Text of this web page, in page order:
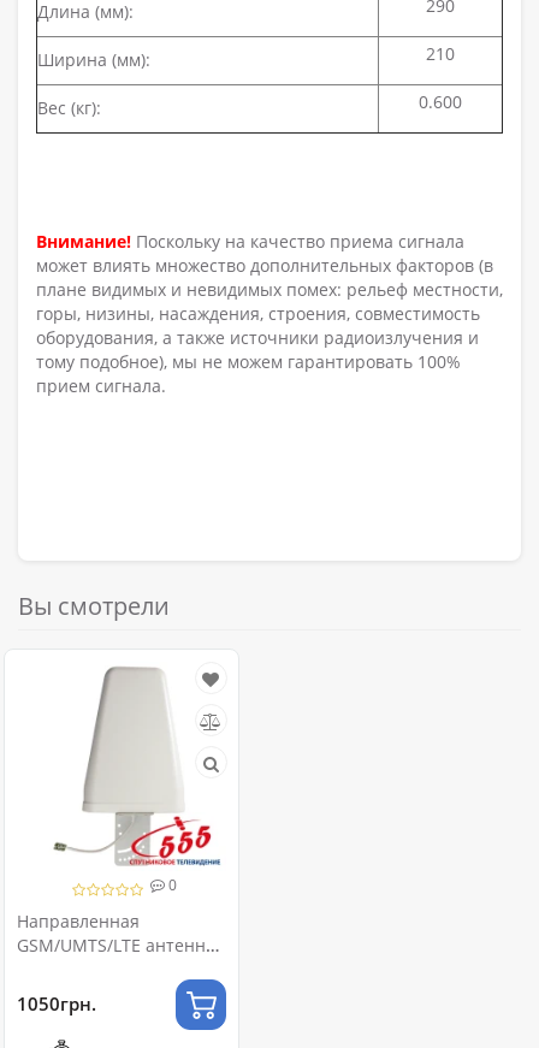
Длина (мм): 290
Ширина (мм): 210
Вес (кг): 0.600
Внимание! Поскольку на качество приема сигнала
может влиять множество дополнительных факторов (в
плане видимых и невидимых помех: рельеф местности,
горы, низины, насаждения, строения, совместимость
оборудования, а также источники радиоизлучения и
тому подобное), мы не можем гарантировать 100%
прием сигнала.
Вы смотрели
0
Направленная
GSM/UMTS/LTE антенна
10 дБ
1050грн.